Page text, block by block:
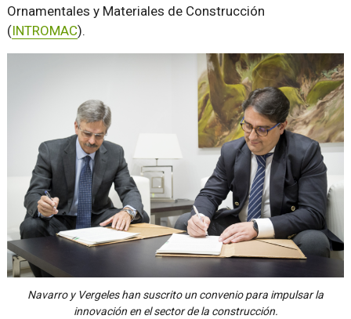
Ornamentales y Materiales de Construcción
(INTROMAC).
Navarro y Vergeles han suscrito un convenio para impulsar la
innovación en el sector de la construcción.